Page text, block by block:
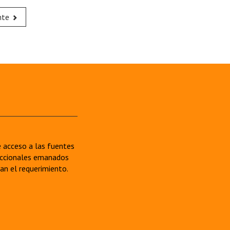
acceso a las fuentes
emanados
el requerimiento.